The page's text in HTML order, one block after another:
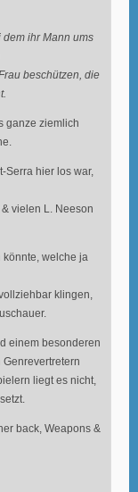
ihr Mann ums
beschützen, die
ganze ziemlich
Serra hier los war,
& vielen L. Neeson
könnte, welche ja
klingen,
einem besonderen
liegt es nicht,
back, Weapons &